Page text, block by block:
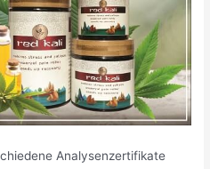
Analysenzertifikate